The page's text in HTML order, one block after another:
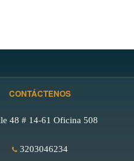
CONTÁCTENOS
48 # 14-61 Oficina 508
3203046234